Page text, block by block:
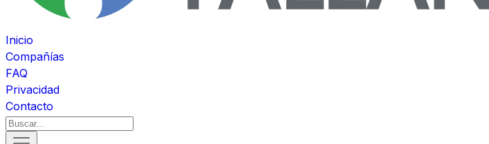
Inicio
Compañías
FAQ
Privacidad
Contacto